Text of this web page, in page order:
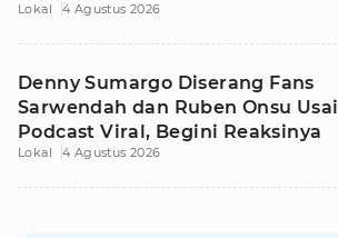
Lokal 4 Agustus 2026
Denny Sumargo Diserang Fans
Sarwendah dan Ruben Onsu Usai
Podcast Viral, Begini Reaksinya
Lokal 4 Agustus 2026